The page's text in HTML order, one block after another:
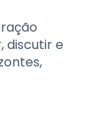
discutir e